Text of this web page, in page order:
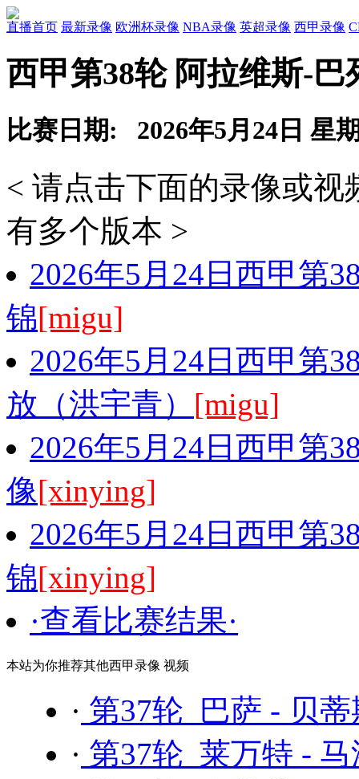
直播首页 最新录像 欧洲杯录像 NBA录像 英超录像 西甲录像
西甲第38轮 阿拉维斯-
比赛日期: 2026年5月24日 星
< 请点击下面的录像或
有多个版本 >
2026年5月24日西甲第
锦[migu]
2026年5月24日西甲第
放（洪宇青） [migu]
2026年5月24日西甲第
像[xinying]
2026年5月24日西甲第
锦[xinying]
·查看比赛结果·
本站为你推荐其他西甲录像 视频
· 第37轮 巴萨 - 贝
· 第37轮 莱万特 -